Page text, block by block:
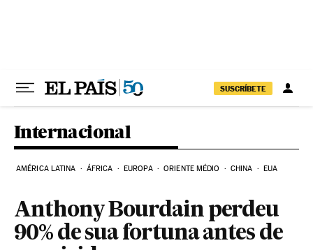
SUSCRÍBETE
Internacional
AMÉRICA LATINA ÁFRICA EUROPA ORIENTE MÉDIO CHINA EUA
Anthony Bourdain perdeu
90% de sua fortuna antes de